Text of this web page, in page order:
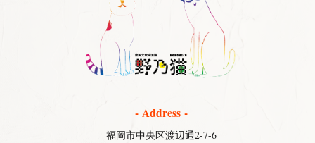
- Address -
福岡市中央区渡辺通2-7-6